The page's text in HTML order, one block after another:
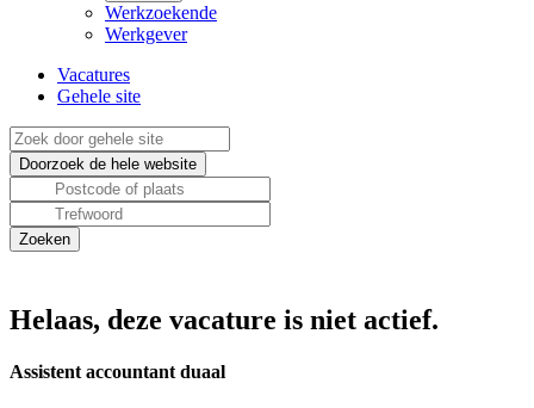
Werkzoekende
Werkgever
Vacatures
Gehele site
Helaas, deze vacature is niet actief.
Assistent accountant duaal